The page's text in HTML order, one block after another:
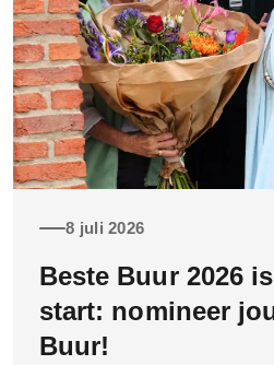
8 juli 2026
Beste Buur 2026
start: nomineer
Buur!